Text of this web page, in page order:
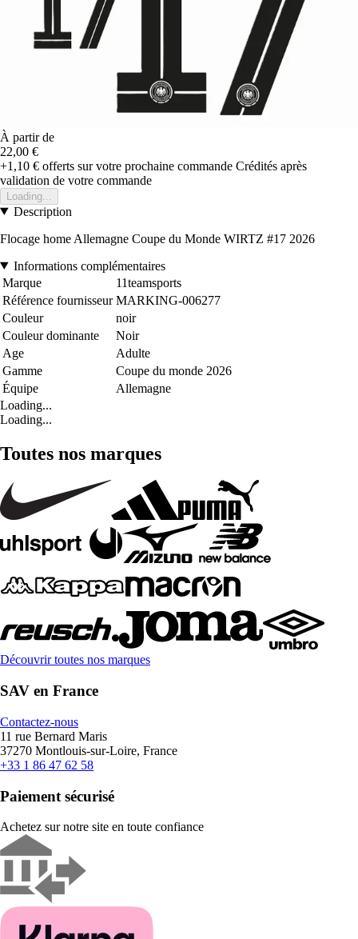
À partir de
22,00 €
+1,10 € offerts sur votre prochaine commande Crédités après
validation de votre commande
Loading...
Description
Flocage home Allemagne Coupe du Monde WIRTZ #17 2026
Informations complémentaires
Marque
11teamsports
Référence fournisseur MARKING-006277
Couleur
noir
Couleur dominante
Noir
Age
Adulte
Gamme
Coupe du monde 2026
Équipe
Allemagne
Loading...
Loading...
Toutes nos marques
Découvrir toutes nos marques
SAV en France
Contactez-nous
11 rue Bernard Maris
37270 Montlouis-sur-Loire, France
+33 1 86 47 62 58
Paiement sécurisé
Achetez sur notre site en toute confiance